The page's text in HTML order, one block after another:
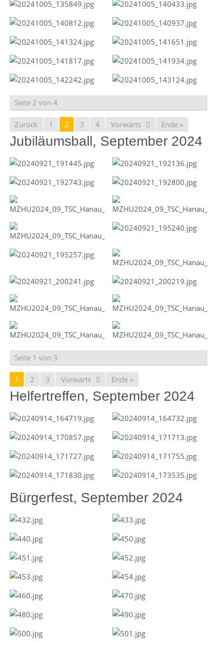
Seite 2 von 4
Zurück 1 2 3 4 Vorwärts Ende »
Jubiläumsball, September 2024
Seite 1 von 3
1 2 3 Vorwärts Ende »
Helfertreffen, September 2024
Bürgerfest, September 2024